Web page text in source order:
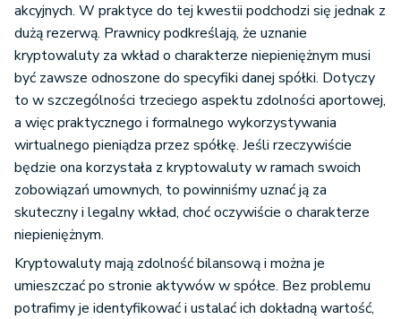
akcyjnych. W praktyce do tej kwestii podchodzi się jednak z
dużą rezerwą. Prawnicy podkreślają, że uznanie
kryptowaluty za wkład o charakterze niepieniężnym musi
być zawsze odnoszone do specyfiki danej spółki. Dotyczy
to w szczególności trzeciego aspektu zdolności aportowej,
a więc praktycznego i formalnego wykorzystywania
wirtualnego pieniądza przez spółkę. Jeśli rzeczywiście
będzie ona korzystała z kryptowaluty w ramach swoich
zobowiązań umownych, to powinniśmy uznać ją za
skuteczny i legalny wkład, choć oczywiście o charakterze
niepieniężnym.
Kryptowaluty mają zdolność bilansową i można je
umieszczać po stronie aktywów w spółce. Bez problemu
potrafimy je identyfikować i ustalać ich dokładną wartość,